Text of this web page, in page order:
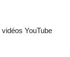
YouTube